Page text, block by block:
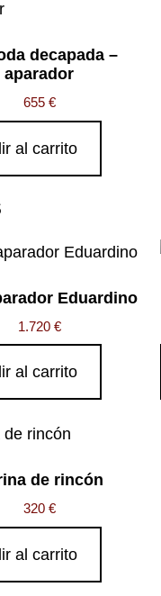
decapada –
aparador
655 €
al carrito
Eduardino
1.720 €
al carrito
de rincón
320 €
al carrito